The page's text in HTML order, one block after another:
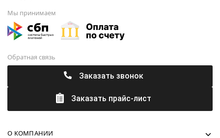
Мы принимаем
Обратная связь
Заказать звонок
Заказать прайс-лист
О КОМПАНИИ